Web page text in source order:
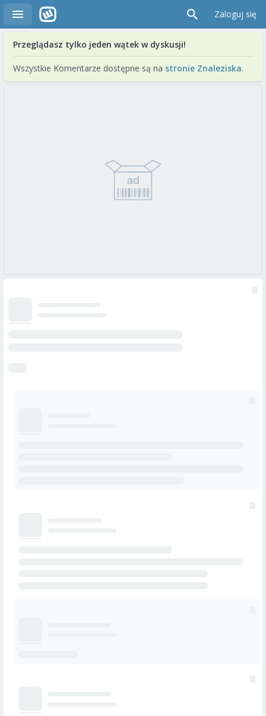
Zaloguj się
Przeglądasz tylko jeden wątek w dyskusji!
Wszystkie Komentarze dostępne są na stronie Znaleziska.